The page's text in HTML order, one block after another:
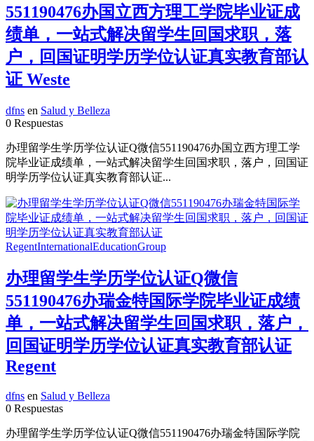
551190476办国立西方理工学院毕业证成
绩单，一站式解决留学生回国求职，落
户，回国证明学历学位认证真实教育部认
证 Weste
dfns en Salud y Belleza
0 Respuestas
办理留学生学历学位认证Q微信551190476办国立西方理工学
院毕业证成绩单，一站式解决留学生回国求职，落户，回国证
明学历学位认证真实教育部认证...
办理留学生学历学位认证Q微信
551190476办瑞金特国际学院毕业证成绩
单，一站式解决留学生回国求职，落户，
回国证明学历学位认证真实教育部认证
Regent
dfns en Salud y Belleza
0 Respuestas
办理留学生学历学位认证Q微信551190476办瑞金特国际学院